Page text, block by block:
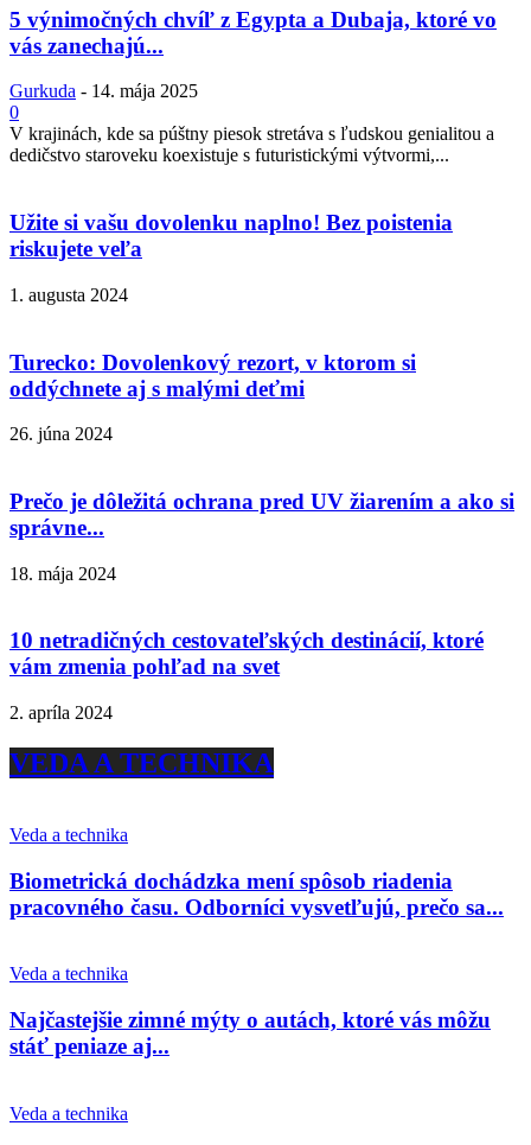
5 výnimočných chvíľ z Egypta a Dubaja, ktoré vo
vás zanechajú...
Gurkuda - 14. mája 2025
0
V krajinách, kde sa púštny piesok stretáva s ľudskou genialitou a
dedičstvo staroveku koexistuje s futuristickými výtvormi,...
Užite si vašu dovolenku naplno! Bez poistenia
riskujete veľa
1. augusta 2024
Turecko: Dovolenkový rezort, v ktorom si
oddýchnete aj s malými deťmi
26. júna 2024
Prečo je dôležitá ochrana pred UV žiarením a ako si
správne...
18. mája 2024
10 netradičných cestovateľských destinácií, ktoré
vám zmenia pohľad na svet
2. apríla 2024
VEDA A TECHNIKA
Veda a technika
Biometrická dochádzka mení spôsob riadenia
pracovného času. Odborníci vysvetľujú, prečo sa...
Veda a technika
Najčastejšie zimné mýty o autách, ktoré vás môžu
stáť peniaze aj...
Veda a technika